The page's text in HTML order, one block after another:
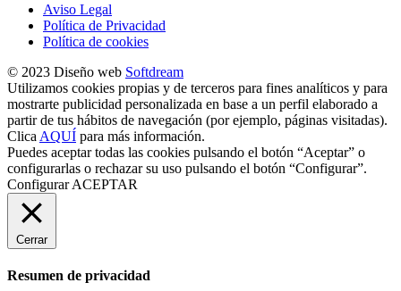
Aviso Legal
Política de Privacidad
Política de cookies
© 2023 Diseño web Softdream
Utilizamos cookies propias y de terceros para fines analíticos y para
mostrarte publicidad personalizada en base a un perfil elaborado a
partir de tus hábitos de navegación (por ejemplo, páginas visitadas).
Clica AQUÍ para más información.
Puedes aceptar todas las cookies pulsando el botón “Aceptar” o
configurarlas o rechazar su uso pulsando el botón “Configurar”.
Configurar ACEPTAR
Cerrar
Resumen de privacidad